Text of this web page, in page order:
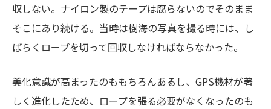
収しない。ナイロン製のテープは腐らないのでそのまま
そこにあり続ける。当時は樹海の写真を撮る時には、し
ばらくロープを切って回収しなければならなかった。
美化意識が高まったのももちろんあるし、GPS機材が著
しく進化したため、ロープを張る必要がなくなったのも